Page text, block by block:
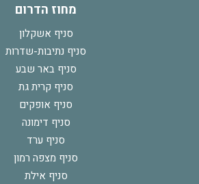
מחוז הדרום
סניף אשקלון
סניף נתיבות-שדרות
סניף באר שבע
סניף קרית גת
סניף אופקים
סניף דימונה
סניף ערד
סניף מצפה רמון
סניף אילת